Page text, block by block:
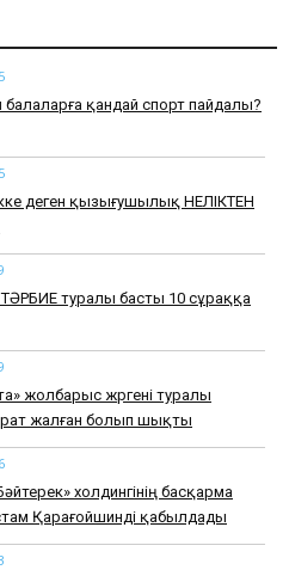
балаларға қандай спорт пайдалы?
деген қызығушылық НЕЛІКТЕН
туралы басты 10 сұраққа
жолбарыс жүргені туралы
жалған болып шықты
холдингінің басқарма
Қарағойшинді қабылдады